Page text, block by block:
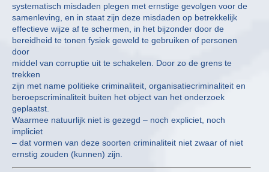
systematisch misdaden plegen met ernstige gevolgen voor de
samenleving, en in staat zijn deze misdaden op betrekkelijk
effectieve wijze af te schermen, in het bijzonder door de
bereidheid te tonen fysiek geweld te gebruiken of personen
door
middel van corruptie uit te schakelen. Door zo de grens te
trekken
zijn met name politieke criminaliteit, organisatiecriminaliteit en
beroepscriminaliteit buiten het object van het onderzoek
geplaatst.
Waarmee natuurlijk niet is gezegd – noch expliciet, noch
impliciet
– dat vormen van deze soorten criminaliteit niet zwaar of niet
ernstig zouden (kunnen) zijn.